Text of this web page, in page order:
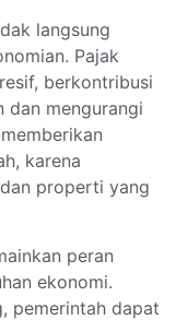
langsung
Pajak
berkontribusi
dan mengurangi
karena
properti yang
peran
ekonomi.
pemerintah dapat